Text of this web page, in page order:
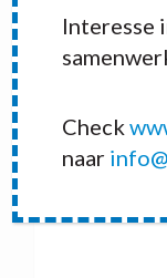
Interesse
Check
naar